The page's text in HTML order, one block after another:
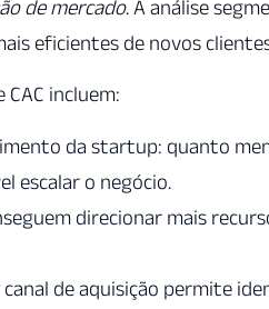
de mercado. A análise
eficientes de novos
incluem:
da startup: quanto
escalar o negócio.
direcionar mais
canal de aquisição permite